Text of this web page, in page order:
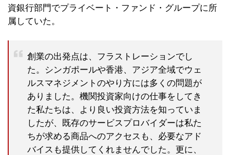
資銀行部門でプライベート・ファンド・グループに所
属していた。
創業の出発点は、フラストレーションでし
た。シンガポールや香港、アジア全域でウェ
ルスマネジメントのやり方には多くの問題が
ありました。機関投資家向けの仕事をしてき
た私たちは、より良い投資方法を知っていま
したが、既存のサービスプロバイダーは私た
ちが求める商品へのアクセスも、必要なアド
バイスも提供してくれませんでした。更に、